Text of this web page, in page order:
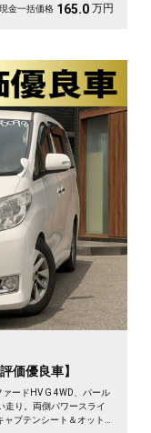
現金一括価格 165.0 万円
優良車】
ードHV G 4WD、パール
走り。両側パワースライ
ャプテンシート＆オット